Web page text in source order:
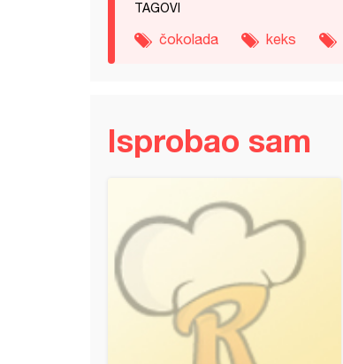
TAGOVI
čokolada keks
Isprobao sam